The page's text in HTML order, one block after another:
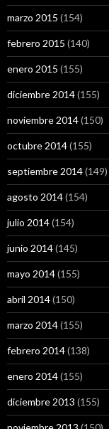
marzo 2015 (154)
febrero 2015 (140)
enero 2015 (155)
diciembre 2014(155)
noviembre 2014(150)
octubre 2014(155)
septiembre 2014(149)
agosto 2014(154)
julio 2014(154)
junio 2014(145)
mayo 2014(155)
abril 2014(150)
marzo 2014(155)
febrero 2014(138)
enero 2014(155)
diciembre 2013 (155)